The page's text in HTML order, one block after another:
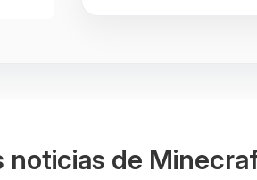
noticias de